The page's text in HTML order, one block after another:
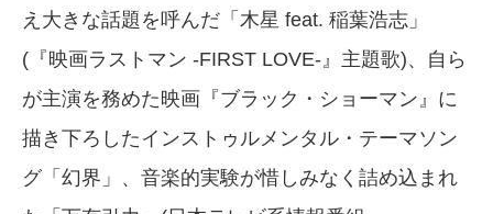
え大きな話題を呼んだ「木星 feat. 稲葉浩志」
(『映画ラストマン -FIRST LOVE-』主題歌)、自ら
が主演を務めた映画『ブラック・ショーマン』に
描き下ろしたインストゥルメンタル・テーマソン
グ「幻界」、音楽的実験が惜しみなく詰め込まれ